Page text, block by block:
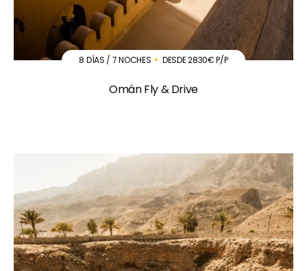
8 DÍAS / 7 NOCHES DESDE 2830€ P/P
Omán Fly & Drive